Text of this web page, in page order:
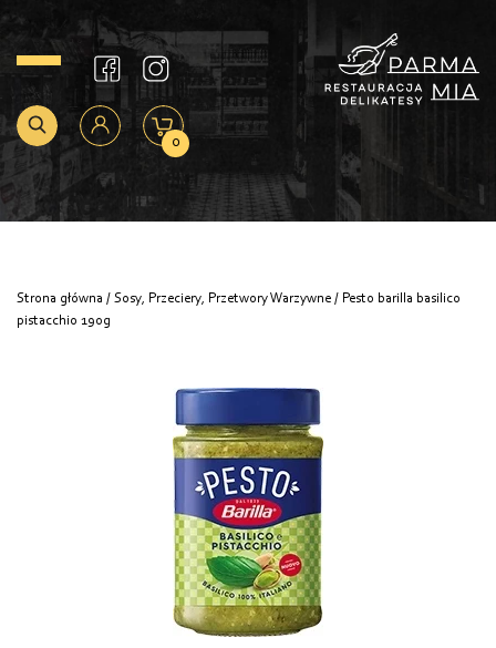
0
Strona główna / Sosy, Przeciery, Przetwory Warzywne / Pesto barilla basilico
pistacchio 190g